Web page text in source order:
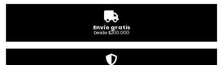
Envío gratis
Desde $200.000